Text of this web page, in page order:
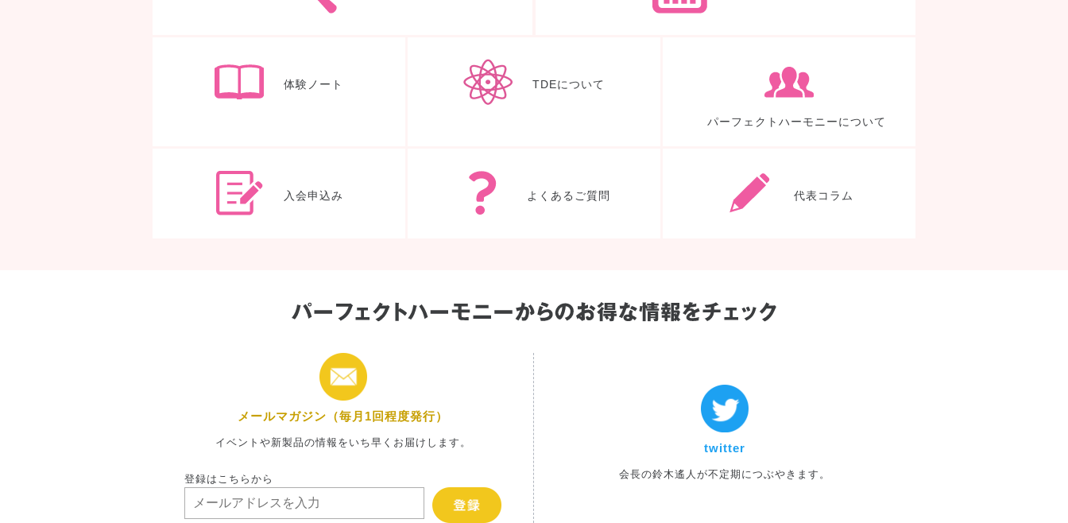
体験ノート TDEについて
パーフェクトハーモニーについて
入会申込み よくあるご質問 代表コラム
メールマガジン（毎月1回程度発行）
イベントや新製品の情報をいち早くお届けします。
登録はこちらから
twitter
会長の鈴木遙人が不定期につぶやきます。